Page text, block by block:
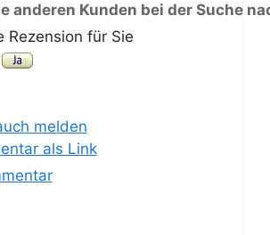
anderen Kunden bei der Suche
Rezension für Sie
melden
als Link